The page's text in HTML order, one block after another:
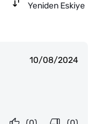
Yeniden Eskiye
10/08/2024